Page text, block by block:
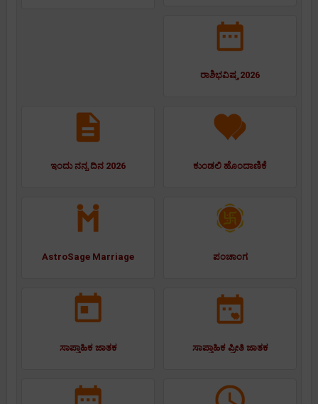
ರಾಶಿಭವಿಷ್ಯ 2026
ಇಂದು ನನ್ನ ದಿನ 2026 ಕುಂಡಲಿ ಹೊಂದಾಣಿಕೆ
AstroSage Marriage ಪಂಚಾಂಗ
ಸಾಪ್ತಾಹಿಕ ಜಾತಕ ಸಾಪ್ತಾಹಿಕ ಪ್ರೀತಿ ಜಾತಕ